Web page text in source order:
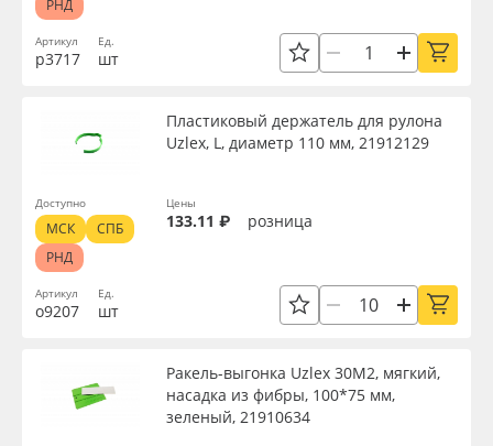
Артикул
р3717
Ед.
шт
РНД
Артикул
о9207
Пластиковый держатель для рулона
Uzlex, L, диаметр 110 мм, 21912129
Ед.
шт
Цены
133.11 ₽ розница
Доступно
МСК
СПБ
РНД
Ракель-выгонка Uzlex 30М2, мягкий,
насадка из фибры, 100*75 мм,
зеленый, 21910634